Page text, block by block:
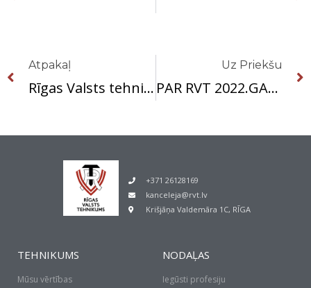
Atpakaļ
Rīgas Valsts tehnikuma pārstāvjiem panākumi sporta sacensībās
Uz Priekšu
PAR RVT 2022.GADA ČEMPIONIEM BASKETBOLĀ KĻŪST KOMANDA “NEZINU”
+371 26128169
kanceleja@rvt.lv
Krišjāņa Valdemāra 1C, RĪGA
TEHNIKUMS
Mūsu vērtības
NODAĻAS
Iegūsti profesiju